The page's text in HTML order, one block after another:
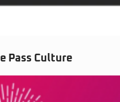
Pass Culture